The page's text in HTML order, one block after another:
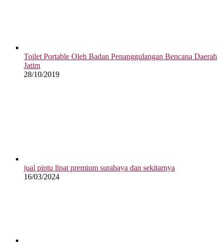
Toilet Portable Oleh Badan Penanggulangan Bencana Daerah
Jatim
28/10/2019
jual pintu lipat premium surabaya dan sekitarnya
16/03/2024